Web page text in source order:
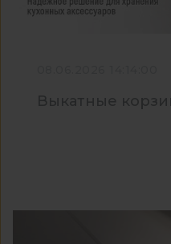
Выкатные